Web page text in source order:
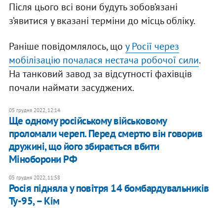
Після цього всі вони будуть зобов’язані
з’явитися у вказані терміни до місць обліку.
Раніше повідомлялось, що у Росії через
мобілізацію почалася нестача робочої сили.
На танковий завод за відсутності фахівців
почали наймати засуджених.
05 грудня 2022, 12:14
Ще одному російському військовому
проломали череп. Перед смертю він говорив
дружині, що його збирається вбити
Міноборони РФ
05 грудня 2022, 11:58
Росія підняла у повітря 14 бомбардувальників
Ту-95, – Кім